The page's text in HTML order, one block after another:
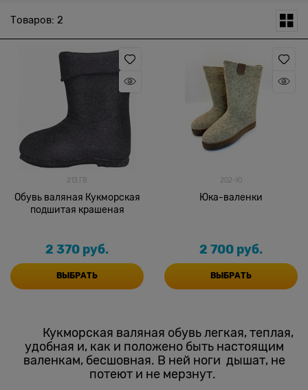
Товаров: 2
213 ГВ
Обувь валяная Кукморская
подшитая крашеная
2 370 руб.
ВЫБРАТЬ
202-Ю
Юка-валенки
2 700 руб.
ВЫБРАТЬ
Кукморская валяная обувь легкая, теплая,
удобная и, как и положено быть настоящим
валенкам, бесшовная. В ней ноги дышат, не
потеют и не мерзнут.